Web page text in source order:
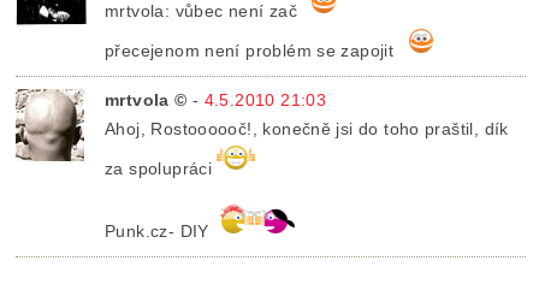
mrtvola: vůbec není zač
přecejenom není problém se zapojit
mrtvola © - 4.5.2010 21:03
Ahoj, Rostoooooč!, konečně jsi do toho praštil, dík
za spolupráci
Punk.cz- DIY